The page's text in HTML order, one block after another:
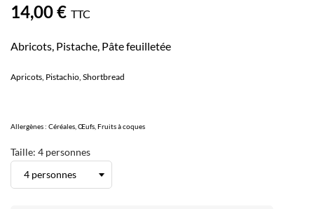
14,00 € TTC
Abricots, Pistache, Pâte feuilletée
Apricots, Pistachio, Shortbread
Allergènes : Céréales, Œufs, Fruits à coques
Taille: 4 personnes